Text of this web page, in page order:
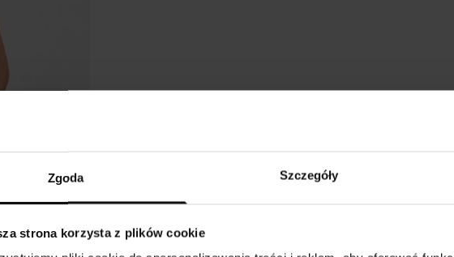
Zgoda Szczegóły
strona korzysta z plików cookiedokonując płatności za towar;